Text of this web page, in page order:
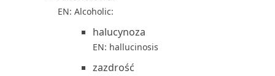
EN: Alcoholic:
halucynoza
EN: hallucinosis
zazdrość